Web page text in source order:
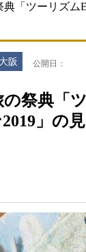
「ツーリズム
阪 公開日
祭典「
」の